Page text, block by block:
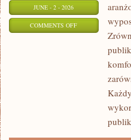
JUNE - 2 - 2026
COMMENTS OFFON
ARANŻACJA
PROJEKTOWANIE